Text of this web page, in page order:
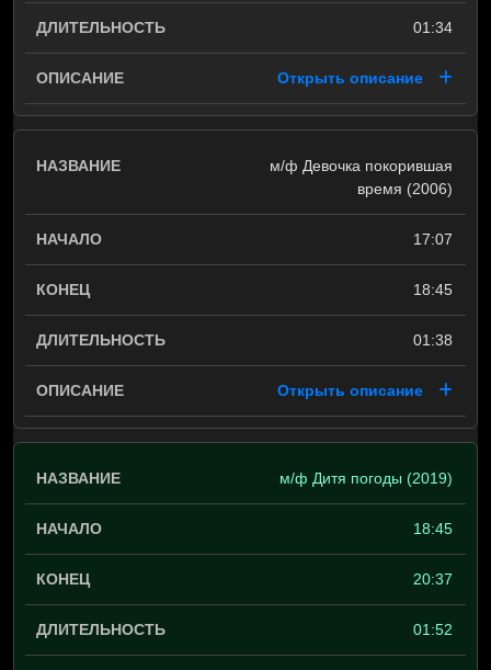
01:34
Открыть описание
м/ф Девочка покорившая
время (2006)
17:07
18:45
01:38
Открыть описание
м/ф Дитя погоды (2019)
18:45
20:37
01:52